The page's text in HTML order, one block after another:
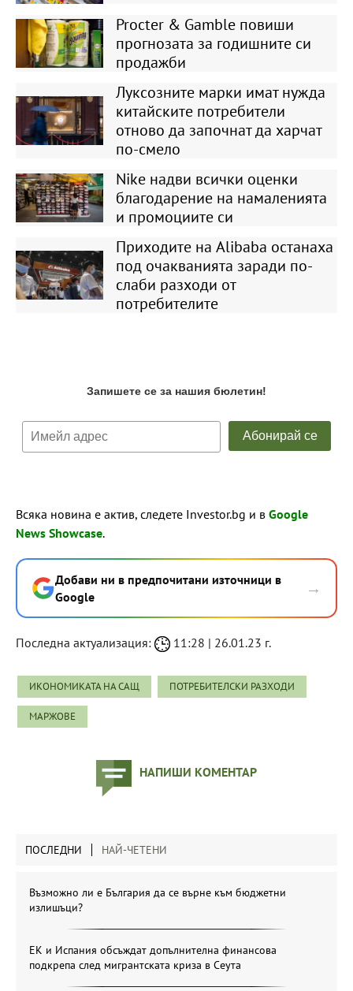
Procter & Gamble повиши
прогнозата за годишните си
продажби
Луксозните марки имат нужда
китайските потребители
отново да започнат да харчат
по-смело
Nike надви всички оценки
благодарение на намаленията
и промоциите си
Приходите на Alibaba останаха
под очакванията заради по-
слаби разходи от
потребителите
Всяка новина е актив, следете Investor.bg и в Google
News Showcase.
Добави ни в предпочитани източници в
Google
→
Последна актуализация: 11:28 | 26.01.23 г.
ИКОНОМИКАТА НА САЩ ПОТРЕБИТЕЛСКИ РАЗХОДИ
МАРЖОВЕ
НАПИШИ КОМЕНТАР
ПОСЛЕДНИ НАЙ-ЧЕТЕНИ
Възможно ли е България да се върне към бюджетни
излишъци?
ЕК и Испания обсъждат допълнителна финансова
подкрепа след мигрантската криза в Сеута